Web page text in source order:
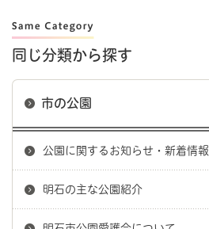
同じ分類から探す
市の公園
公園に関するお知らせ・新着情報
明石の主な公園紹介